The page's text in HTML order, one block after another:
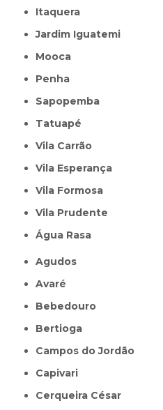
Itaquera
Jardim Iguatemi
Mooca
Penha
Sapopemba
Tatuapé
Vila Carrão
Vila Esperança
Vila Formosa
Vila Prudente
Água Rasa
Agudos
Avaré
Bebedouro
Bertioga
Campos do Jordão
Capivari
Cerqueira César